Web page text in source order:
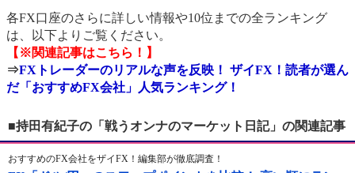
各FX口座のさらに詳しい情報や10位までの全ランキング
は、以下よりご覧ください。
【※関連記事はこちら！】
⇒FXトレーダーのリアルな声を反映！ ザイFX！読者が選ん
だ「おすすめFX会社」人気ランキング！
■持田有紀子の「戦うオンナのマーケット日記」の関連記事
おすすめのFX会社をザイFX！編集部が徹底調査！